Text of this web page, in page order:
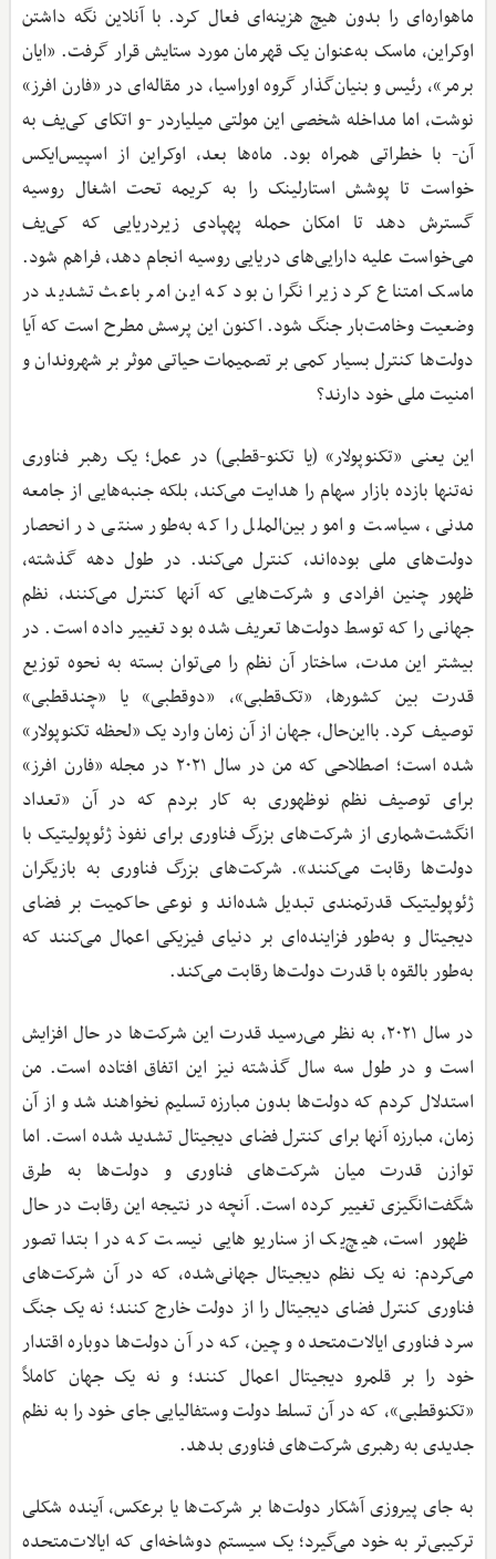
ماهواره‌ای را بدون هیچ هزینه‌ای فعال کرد. با آنلاین نگه‌ داشتن
اوکراین، ماسک به‌عنوان یک قهرمان مورد ستایش قرار گرفت. «ایان
برمر»، رئیس و بنیان‌گذار گروه اوراسیا، در مقاله‌ای در «فارن افرز»
نوشت، اما مداخله شخصی این مولتی میلیاردر -و اتکای کی‌یف به
آن- با خطراتی همراه بود. ماه‌ها بعد، اوکراین از اسپیس‌ایکس
خواست تا پوشش استارلینک را به کریمه تحت اشغال روسیه
گسترش دهد تا امکان حمله پهپادی زیردریایی که کی‌یف
می‌خواست علیه دارایی‌های دریایی روسیه انجام دهد، فراهم شود.
ماسک امتناع کرد زیرا نگران بود که این امر باعث تشدید در
وضعیت وخامت‌بار جنگ شود. اکنون این پرسش مطرح است که آیا
دولت‌ها کنترل بسیار کمی بر تصمیمات حیاتی موثر بر شهروندان و
امنیت ملی خود دارند؟
این یعنی «تکنوپولار» (یا تکنو-قطبی) در عمل؛ یک رهبر فناوری
نه‌تنها بازده بازار سهام را هدایت می‌کند، بلکه جنبه‌هایی از جامعه
مدنی، سیاست و امور بین‌الملل را که به‌طور سنتی در انحصار
دولت‌های ملی بوده‌اند، کنترل می‌کند. در طول دهه گذشته،
ظهور چنین افرادی و شرکت‌هایی که آنها کنترل می‌کنند، نظم
جهانی را که توسط دولت‌ها تعریف شده بود تغییر داده است. در
بیشتر این مدت، ساختار آن نظم را می‌توان بسته به نحوه توزیع
قدرت بین کشورها، «تک‌قطبی»، «دوقطبی» یا «چندقطبی»
توصیف کرد. بااین‌حال، جهان از آن زمان وارد یک «لحظه تکنوپولار»
شده است؛ اصطلاحی که من در سال ۲۰۲۱ در مجله «فارن افرز»
برای توصیف نظم نوظهوری به کار بردم که در آن «تعداد
انگشت‌شماری از شرکت‌های بزرگ فناوری برای نفوذ ژئوپولیتیک با
دولت‌ها رقابت می‌کنند». شرکت‌های بزرگ فناوری به بازیگران
ژئوپولیتیک قدرتمندی تبدیل شده‌اند و نوعی حاکمیت بر فضای
دیجیتال و به‌طور فزاینده‌ای بر دنیای فیزیکی اعمال می‌کنند که
به‌طور بالقوه با قدرت دولت‌ها رقابت می‌کند.
در سال ۲۰۲۱، به نظر می‌رسید قدرت این شرکت‌ها در حال افزایش
است و در طول سه سال گذشته نیز این اتفاق افتاده است. من
استدلال کردم که دولت‌ها بدون مبارزه تسلیم نخواهند شد و از آن
زمان، مبارزه آنها برای کنترل فضای دیجیتال تشدید شده است. اما
توازن قدرت میان شرکت‌های فناوری و دولت‌ها به طرق
شگفت‌انگیزی تغییر کرده است. آنچه در نتیجه این رقابت در حال
ظهور است، هیچ‌یک از سناریوهایی نیست که در ابتدا تصور
می‌کردم: نه یک نظم دیجیتال جهانی‌شده، که در آن شرکت‌های
فناوری کنترل فضای دیجیتال را از دولت خارج کنند؛ نه یک جنگ
سرد فناوری ایالات‌متحده و چین، که در آن دولت‌ها دوباره اقتدار
خود را بر قلمرو دیجیتال اعمال کنند؛ و نه یک جهان کاملاً
«تکنوقطبی»، که در آن تسلط دولت وستفالیایی جای خود را به نظم
جدیدی به رهبری شرکت‌های فناوری بدهد.
به ‌جای پیروزی آشکار دولت‌ها بر شرکت‌ها یا برعکس، آینده شکلی
ترکیبی‌تر به خود می‌گیرد؛ یک سیستم دوشاخه‌ای که ایالات‌متحده